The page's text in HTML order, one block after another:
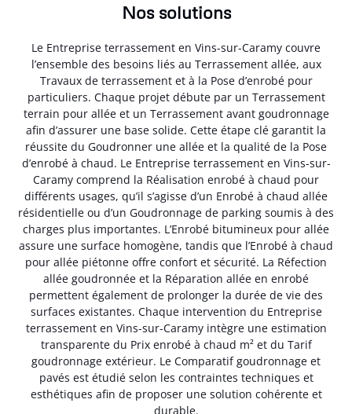
Nos solutions
Le Entreprise terrassement en Vins-sur-Caramy couvre
l’ensemble des besoins liés au Terrassement allée, aux
Travaux de terrassement et à la Pose d’enrobé pour
particuliers. Chaque projet débute par un Terrassement
terrain pour allée et un Terrassement avant goudronnage
afin d’assurer une base solide. Cette étape clé garantit la
réussite du Goudronner une allée et la qualité de la Pose
d’enrobé à chaud. Le Entreprise terrassement en Vins-sur-
Caramy comprend la Réalisation enrobé à chaud pour
différents usages, qu’il s’agisse d’un Enrobé à chaud allée
résidentielle ou d’un Goudronnage de parking soumis à des
charges plus importantes. L’Enrobé bitumineux pour allée
assure une surface homogène, tandis que l’Enrobé à chaud
pour allée piétonne offre confort et sécurité. La Réfection
allée goudronnée et la Réparation allée en enrobé
permettent également de prolonger la durée de vie des
surfaces existantes. Chaque intervention du Entreprise
terrassement en Vins-sur-Caramy intègre une estimation
transparente du Prix enrobé à chaud m² et du Tarif
goudronnage extérieur. Le Comparatif goudronnage et
pavés est étudié selon les contraintes techniques et
esthétiques afin de proposer une solution cohérente et
durable.